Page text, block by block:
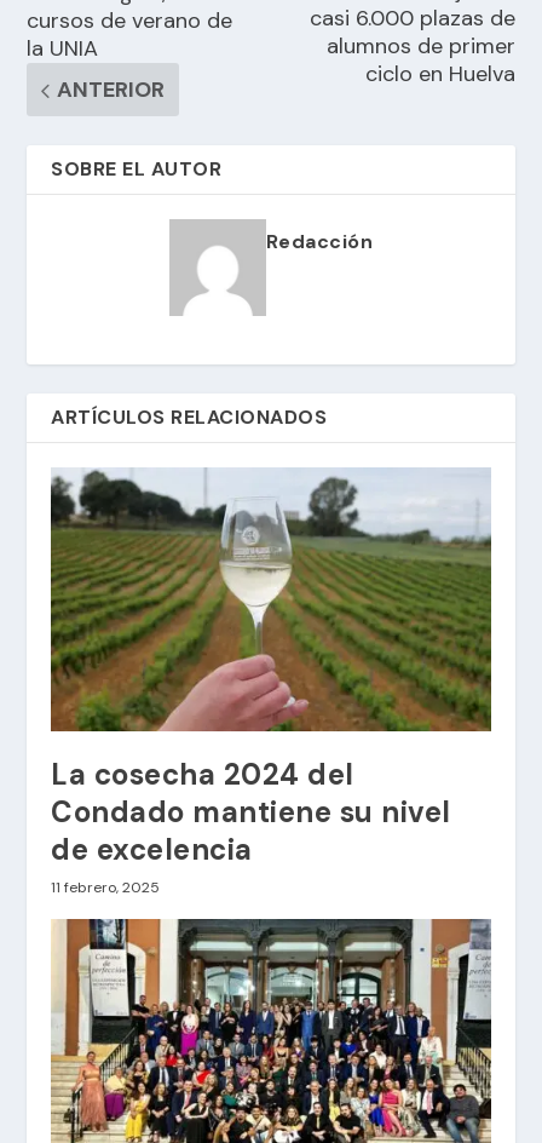
cursos de verano de
la UNIA
ANTERIOR
casi 6.000 plazas de
alumnos de primer
ciclo en Huelva
SOBRE EL AUTOR
Redacción
ARTÍCULOS RELACIONADOS
La cosecha 2024 del
Condado mantiene su nivel
de excelencia
11 febrero, 2025